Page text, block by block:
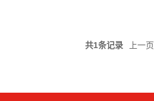
共1条记录 上一页